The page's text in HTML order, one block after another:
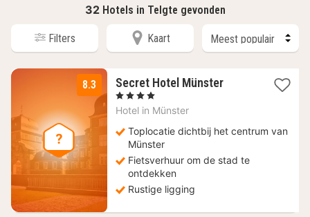
32 Hotels in Telgte gevonden
Filters Kaart
8.3 Secret Hotel Münster1
€
, 4 Sterren
Hotel in Münster
Toplocatie dichtbij het centrum van
Münster
Fietsverhuur om de stad te
ontdekken
Rustige ligging